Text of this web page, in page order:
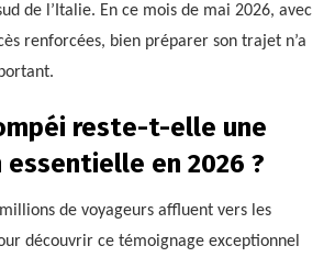
de l’Italie. En ce mois de mai 2026, avec
renforcées, bien préparer son trajet n’a
reste-t-elle une
en 2026 ?
de voyageurs affluent vers les
découvrir ce témoignage exceptionnel